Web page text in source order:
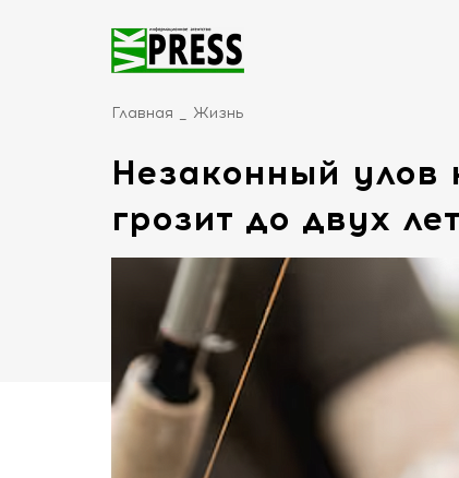
Главная Жизнь
Незаконный
грозит до двух